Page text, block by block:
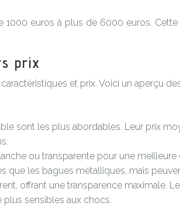
euros à plus de 6000 euros.
prix
et prix. Voici un aperçu
sont les plus abordables. Leur prix
ou transparente pour une
que les bagues métalliques, mais
offrant une transparence maximale.
sensibles aux chocs.